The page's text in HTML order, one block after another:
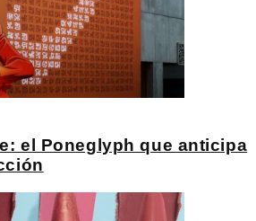
el Poneglyph que anticipa